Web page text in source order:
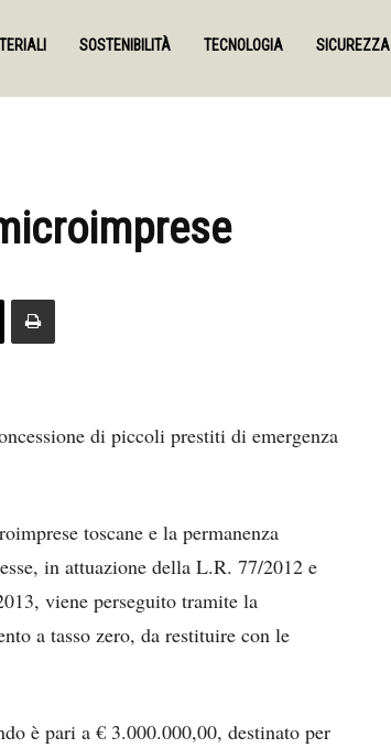
SOSTENIBILITÀ TECNOLOGIA SICUREZZA
di piccoli prestiti di emergenza
toscane e la permanenza
in attuazione della L.R. 77/2012 e
viene perseguito tramite la
a tasso zero, da restituire con le
è pari a € 3.000.000,00, destinato per